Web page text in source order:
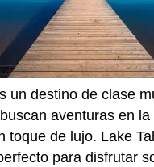
un destino de clase
aventuras en la
toque de lujo. Lake
para disfrutar